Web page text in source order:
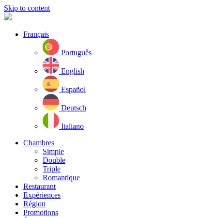
Skip to content
Français
Português
English
Español
Deutsch
Italiano
Chambres
Simple
Double
Triple
Romantique
Restaurant
Expériences
Région
Promotions